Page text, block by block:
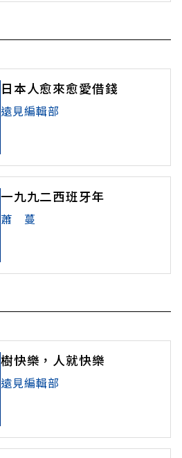
日本人愈來愈愛借錢
遠見編輯部
一九九二西班牙年
蕭 蔓
樹快樂，人就快樂
遠見編輯部